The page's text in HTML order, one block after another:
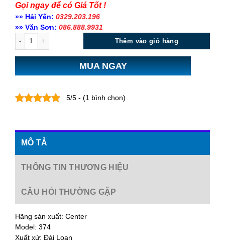
Gọi ngay để có Giá Tốt !
»» Hải Yến: 0329.203.196
»» Văn Sơn: 086.888.9931
Thêm vào giỏ hàng
MUA NGAY
5/5 - (1 bình chọn)
MÔ TẢ
THÔNG TIN THƯƠNG HIỆU
CÂU HỎI THƯỜNG GẶP
Hãng sản xuất: Center
Model: 374
Xuất xứ: Đài Loan